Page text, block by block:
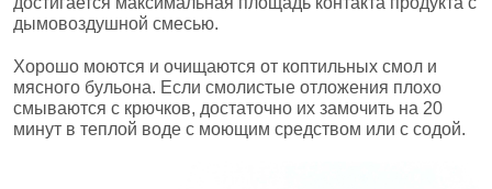
дымовоздушной смесью.
Хорошо моются и очищаются от коптильных смол и
мясного бульона. Если смолистые отложения плохо
смываются с крючков, достаточно их замочить на 20
минут в теплой воде с моющим средством или с содой.